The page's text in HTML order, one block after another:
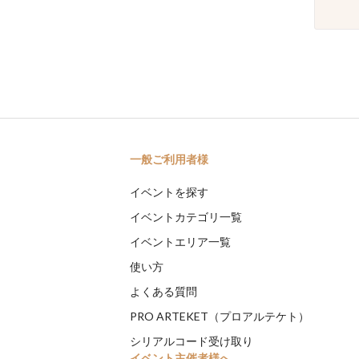
一般ご利用者様
イベントを探す
イベントカテゴリ一覧
イベントエリア一覧
使い方
よくある質問
PRO ARTEKET（プロアルテケト）
シリアルコード受け取り